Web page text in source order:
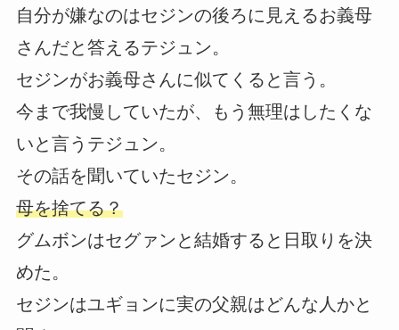
自分が嫌なのはセジンの後ろに見えるお義母
さんだと答えるテジュン。
セジンがお義母さんに似てくると言う。
今まで我慢していたが、もう無理はしたくな
いと言うテジュン。
その話を聞いていたセジン。
母を捨てる？
グムボンはセグァンと結婚すると日取りを決
めた。
セジンはユギョンに実の父親はどんな人かと